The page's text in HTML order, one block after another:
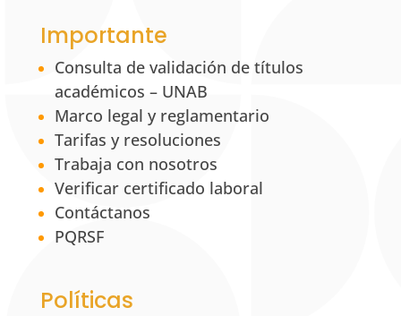
Importante
Consulta de validación de títulos
académicos – UNAB
Marco legal y reglamentario
Tarifas y resoluciones
Trabaja con nosotros
Verificar certificado laboral
Contáctanos
PQRSF
Políticas